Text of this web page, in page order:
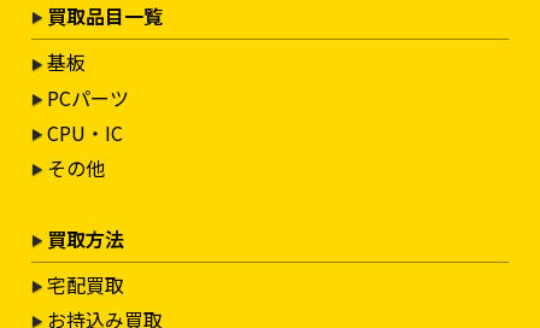
買取品目一覧
基板
PCパーツ
CPU・IC
その他
買取方法
宅配買取
お持込み買取